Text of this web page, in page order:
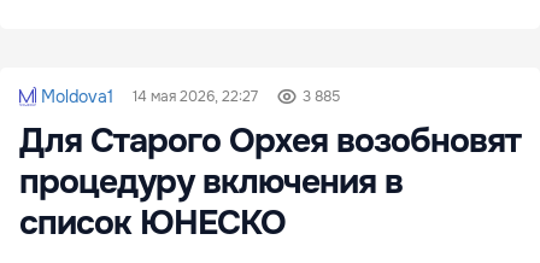
Moldova1 14 мая 2026, 22:27 3 885
Для Старого Орхея возобновят
процедуру включения в
список ЮНЕСКО